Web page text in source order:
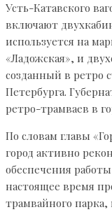
Усть-Катавского
включают
используется на
«Ладожская», и
созданный в ретро
Петербурга.
ретро-трамваев в
По словам главы
город активно
обеспечения
настоящее время
трамвайного